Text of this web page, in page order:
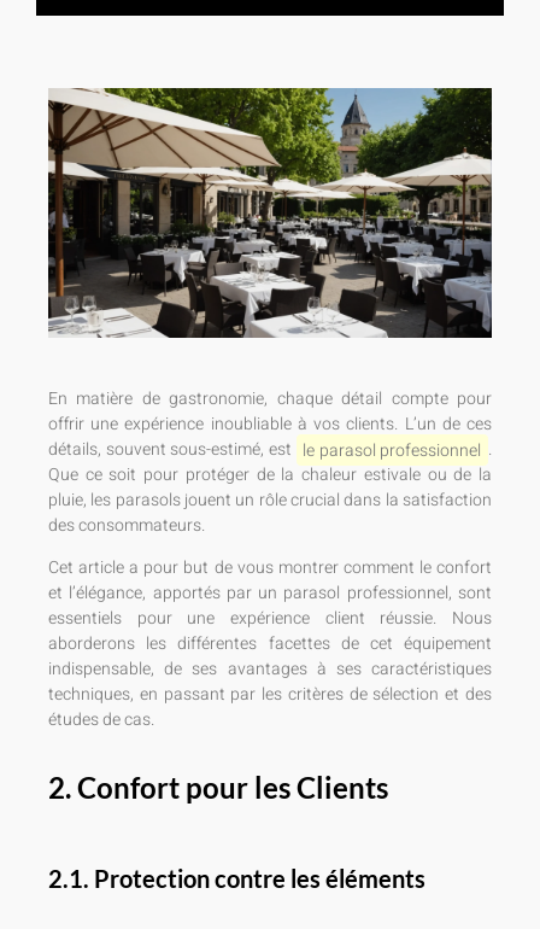
En matière de gastronomie, chaque détail compte pour
offrir une expérience inoubliable à vos clients. L’un de ces
détails, souvent sous-estimé, est le parasol professionnel .
Que ce soit pour protéger de la chaleur estivale ou de la
pluie, les parasols jouent un rôle crucial dans la satisfaction
des consommateurs.
Cet article a pour but de vous montrer comment le confort
et l’élégance, apportés par un parasol professionnel, sont
essentiels pour une expérience client réussie. Nous
aborderons les différentes facettes de cet équipement
indispensable, de ses avantages à ses caractéristiques
techniques, en passant par les critères de sélection et des
études de cas.
2. Confort pour les Clients
2.1. Protection contre les éléments